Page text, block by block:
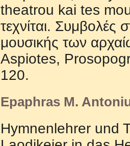
theatrou kai tes
τεχνίται.
μoυσικής των
Aspiotes,
120.
Epaphras M.
Hymnenlehrer und